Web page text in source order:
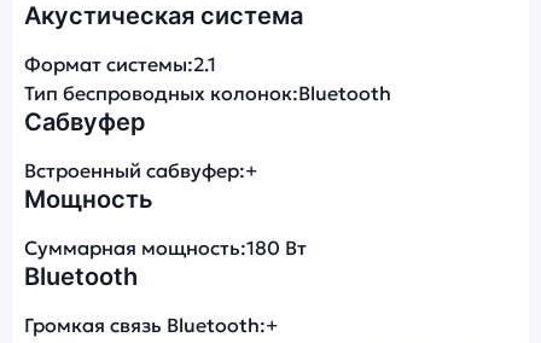
Акустическая система
Формат системы:2.1
Тип беспроводных колонок:Bluetooth
Сабвуфер
Встроенный сабвуфер:+
Мощность
Суммарная мощность:180 Вт
Bluetooth
Громкая связь Bluetooth:+